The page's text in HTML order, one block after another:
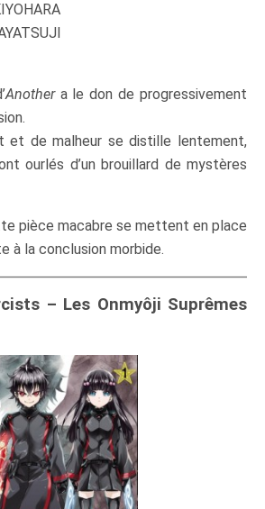
Anothera le don de progressivement
et de malheur se distille lentement,
ourlés d’un brouillard de mystères
pièce macabre se mettent en place
à la conclusion morbide.
– Les Onmyôji Suprêmes